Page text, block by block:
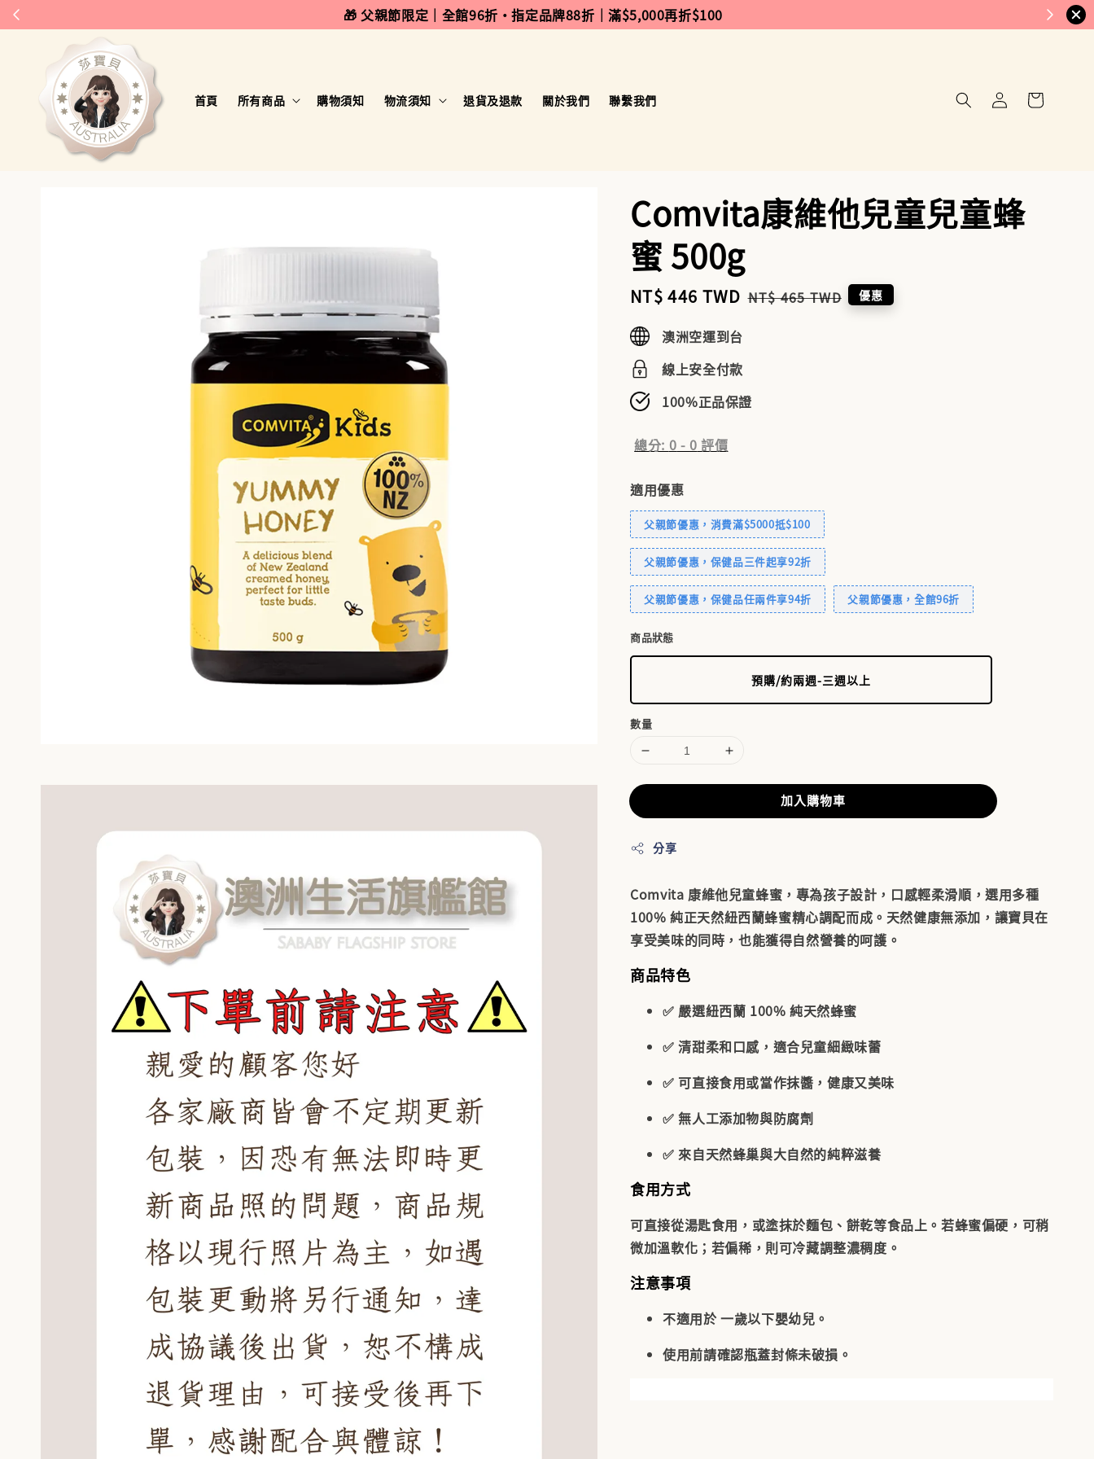
🎁 父親節限定｜全館96折・指定品牌88折｜滿$5,000再折$100
首頁 所有商品 購物須知 物流須知 退貨及退款 關於我們 聯繫我們
Comvita康維他兒童兒童蜂
蜜 500g
Sale
price
NT$ 446 TWD Regular
NT$ 465 TWD 優惠
澳洲空運到台
線上安全付款
100%正品保證
總分: 0 - 0 評價
適用優惠
父親節優惠，消費滿$5000抵$100
父親節優惠，保健品三件起享92折
父親節優惠，保健品任兩件享94折 父親節優惠，全館96折
商品狀態
預購/約兩週-三週以上
數量
加入購物車
分享
Comvita 康維他兒童蜂蜜，專為孩子設計，口感輕柔滑順，選用多種
100% 純正天然紐西蘭蜂蜜精心調配而成。天然健康無添加，讓寶貝在
享受美味的同時，也能獲得自然營養的呵護。
商品特色
✅ 嚴選紐西蘭 100% 純天然蜂蜜
✅ 清甜柔和口感，適合兒童細緻味蕾
✅ 可直接食用或當作抹醬，健康又美味
✅ 無人工添加物與防腐劑
✅ 來自天然蜂巢與大自然的純粹滋養
食用方式
可直接從湯匙食用，或塗抹於麵包、餅乾等食品上。若蜂蜜偏硬，可稍
微加溫軟化；若偏稀，則可冷藏調整濃稠度。
注意事項
不適用於一歲以下嬰幼兒 。
使用前請確認瓶蓋封條未破損。